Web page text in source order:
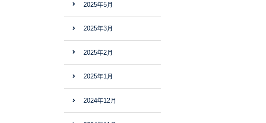
2025年5月
2025年3月
2025年2月
2025年1月
2024年12月